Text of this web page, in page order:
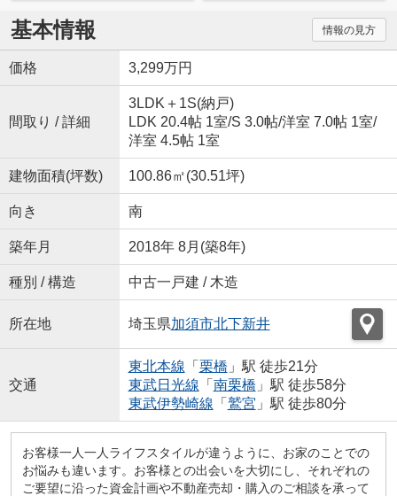
基本情報 情報の見方
価格 3,299万円
間取り / 詳細
3LDK＋1S(納戸)
LDK 20.4帖 1室/S 3.0帖/洋室 7.0帖 1室/
洋室 4.5帖 1室
建物面積(坪数) 100.86㎡(30.51坪)
向き 南
築年月 2018年 8月(築8年)
種別 / 構造 中古一戸建 / 木造
所在地 埼玉県加須市北下新井
交通
東北本線 「 栗橋 」駅 徒歩21分
東武日光線 「 南栗橋 」駅 徒歩58分
東武伊勢崎線 「 鷲宮 」駅 徒歩80分
お客様一人一人ライフスタイルが違うように、お家のことでの
お悩みも違います。お客様との出会いを大切にし、それぞれの
ご要望に沿った資金計画や不動産売却・購入のご相談を承って